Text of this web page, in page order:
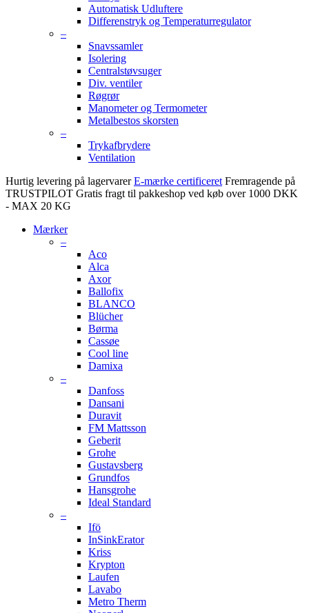
Automatisk Udluftere
Differenstryk og Temperaturregulator
–
Snavssamler
Isolering
Centralstøvsuger
Div. ventiler
Røgrør
Manometer og Termometer
Metalbestos skorsten
–
Trykafbrydere
Ventilation
Hurtig levering på lagervarer E-mærke certificeret Fremragende på
TRUSTPILOT Gratis fragt til pakkeshop ved køb over 1000 DKK
- MAX 20 KG
Mærker
–
Aco
Alca
Axor
Ballofix
BLANCO
Blücher
Børma
Cassøe
Cool line
Damixa
–
Danfoss
Dansani
Duravit
FM Mattsson
Geberit
Grohe
Gustavsberg
Grundfos
Hansgrohe
Ideal Standard
–
Ifö
InSinkErator
Kriss
Krypton
Laufen
Lavabo
Metro Therm